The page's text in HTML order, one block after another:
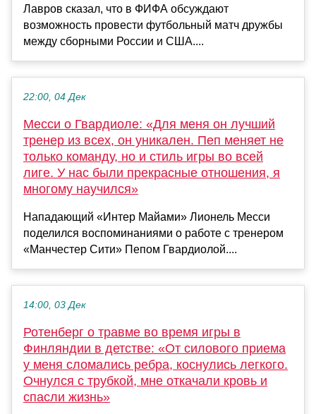
Лавров сказал, что в ФИФА обсуждают
возможность провести футбольный матч дружбы
между сборными России и США....
22:00, 04 Дек
Месси о Гвардиоле: «Для меня он лучший
тренер из всех, он уникален. Пеп меняет не
только команду, но и стиль игры во всей
лиге. У нас были прекрасные отношения, я
многому научился»
Нападающий «Интер Майами» Лионель Месси
поделился воспоминаниями о работе с тренером
«Манчестер Сити» Пепом Гвардиолой....
14:00, 03 Дек
Ротенберг о травме во время игры в
Финляндии в детстве: «От силового приема
у меня сломались ребра, коснулись легкого.
Очнулся с трубкой, мне откачали кровь и
спасли жизнь»